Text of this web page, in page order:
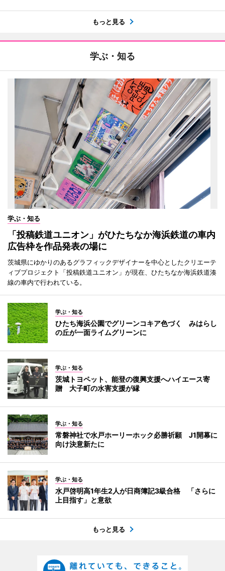
もっと見る
学ぶ・知る
学ぶ・知る
「投稿鉄道ユニオン」がひたちなか海浜鉄道の車内
広告枠を作品発表の場に
茨城県にゆかりのあるグラフィックデザイナーを中心としたクリエーテ
ィブプロジェクト「投稿鉄道ユニオン」が現在、ひたちなか海浜鉄道湊
線の車内で行われている。
学ぶ・知る
ひたち海浜公園でグリーンコキア色づく みはらし
の丘が一面ライムグリーンに
学ぶ・知る
茨城トヨペット、能登の復興支援へハイエース寄
贈 大子町の水害支援が縁
学ぶ・知る
常磐神社で水戸ホーリーホック必勝祈願 J1開幕に
向け決意新たに
学ぶ・知る
水戸啓明高1年生2人が日商簿記3級合格 「さらに
上目指す」と意欲
もっと見る